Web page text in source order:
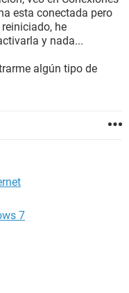
esta conectada pero
he
y nada...
algún tipo de
7